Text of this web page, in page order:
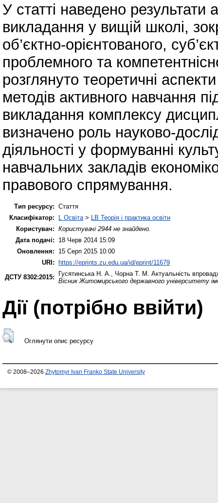
У статті наведено результати
викладання у вищій школі,
об’єктно-орієнтованого,
проблемного та
розглянуто теоретичні
методів активного навчання
викладання комплексу
визначено роль науково-
діяльності у формуванні
навчальних закладів
правового спрямування.
Тип ресурсу: Стаття
Класифікатор:
L Освіта > LB Теорія і практика освіти
Користувач: Користувачі 2944 не знайдено.
Дата подачі:
18 Черв 2014 15:09
Оновлення:
15 Серп 2015 10:00
URI: https://eprints.zu.edu.ua/id/eprint/11679
ДСТУ 8302:2015:
Гусятинська Н. А. Чорна Т. М. Актуальність
Вісник Житомирського державного університету
Дії ​​(потрібно ввійти)
Оглянути опис ресурсу
© 2008–2026 Zhytomyr Ivan Franko State University